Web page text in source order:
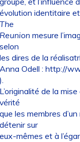
identitaire
mesure
dires de la
Odell : http://
de la
les membres
sur
mêmes et à